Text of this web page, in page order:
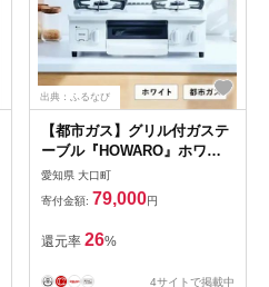
出典：ふるなび
【都市ガス】グリル付ガステ
ーブル『HOWARO』ホワロ
(点火つまみ:ホワイト)幅
56cm【1623999】
愛知県 大口町
寄付金額: 79,000円
還元率 26%
4サイトで掲載中